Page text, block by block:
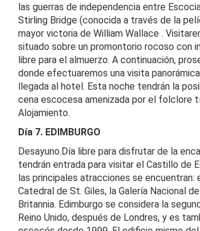
las guerras de independencia entre
Stirling Bridge (conocida a través de la
mayor victoria de William Wallace .
situado sobre un promontorio rocoso con
libre para el almuerzo. A continuación,
donde efectuaremos una visita
llegada al hotel. Esta noche tendrán la
cena escocesa amenizada por el folclore
Alojamiento.
Día 7. EDIMBURGO
Desayuno.Día libre para disfrutar de la
tendrán entrada para visitar el Castillo de
las principales atracciones se encuentran:
Catedral de St. Giles, la Galería Nacional
Britannia. Edimburgo se considera la
Reino Unido, después de Londres, y es